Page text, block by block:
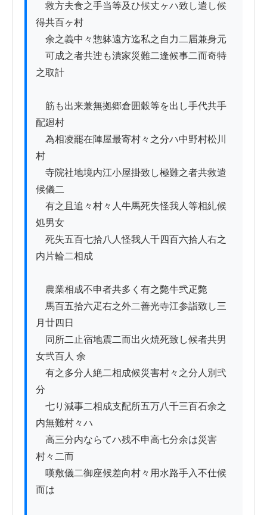
救方夫食之手当等及ひ候丈ヶハ致し遣し候
得共百ヶ村
余之義中々惣躰遠方迄私之自力二届兼身元
可成之者共迚も潰家災難二逢候事二而奇特
之取計
筋も出来兼無拠郷倉囲穀等を出し手代共手
配廻村
為相凌罷在陣屋最寄村々之分ハ中野村松川
村
寺院社地境内江小屋掛致し極難之者共救遣
候儀二
有之且追々村々人牛馬死失怪我人等相糺候
処男女
死失五百七拾八人怪我人千四百六拾人右之
内片輪二相成
農業相成不申者共多く有之斃牛弐疋斃
馬百五拾六疋右之外二善光寺江参詣致し三
月廿四日
同所二止宿地震二而出火焼死致し候者共男
女弐百人 余
有之多分人絶二相成候災害村々之分人別弐
分
七り減事二相成支配所五万八千三百石余之
内無難村々ハ
高三分内ならてハ残不申高七分余は災害
村々二而
嘆敷儀二御座候差向村々用水路手入不仕候
而は